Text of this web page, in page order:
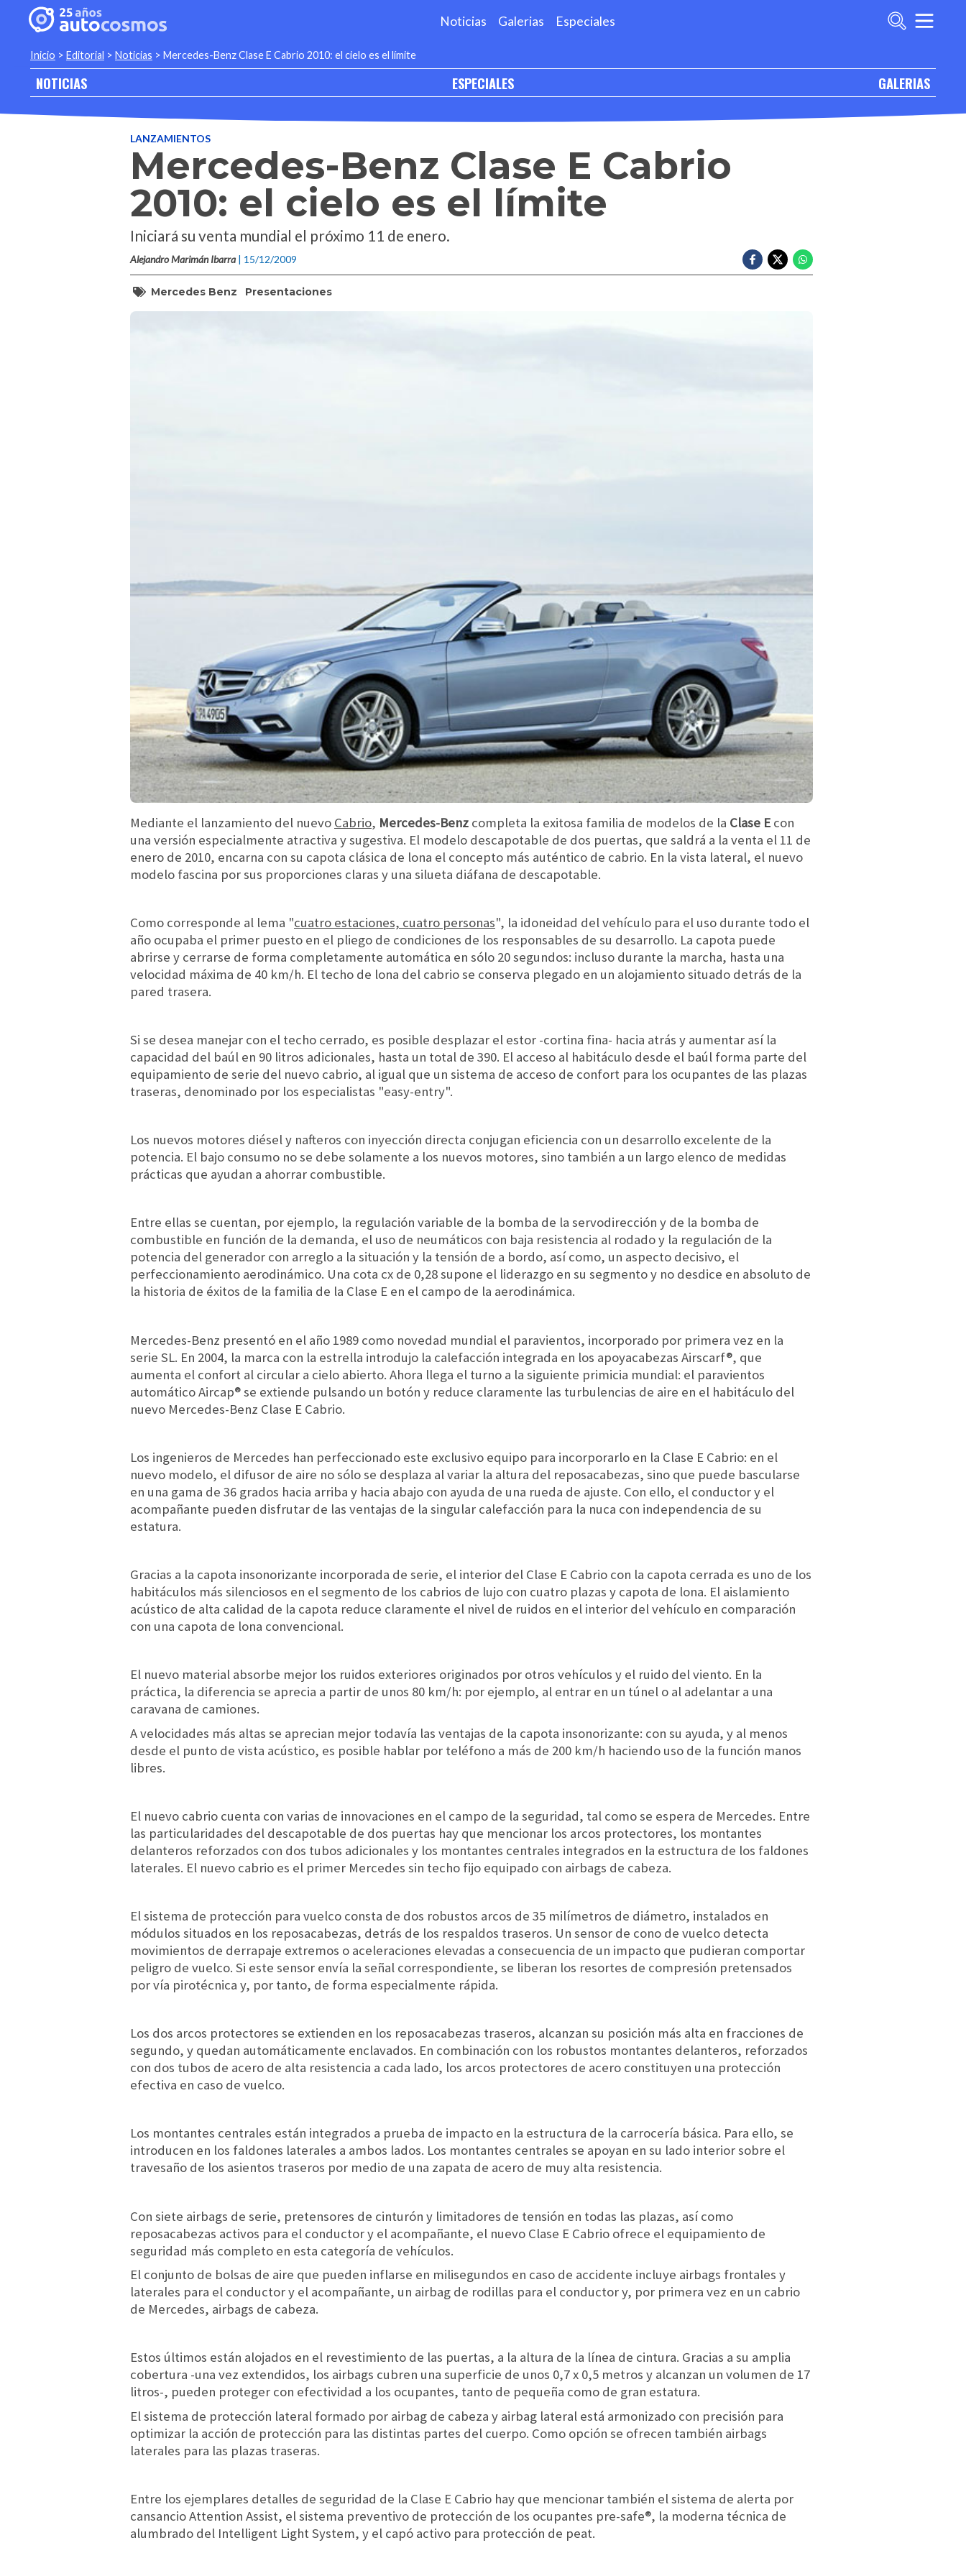
Noticias Galerias Especiales
Inicio > Editorial > Noticias > Mercedes-Benz Clase E Cabrio 2010: el cielo es el límite
NOTICIAS ESPECIALES GALERIAS
LANZAMIENTOS
Mercedes-Benz Clase E Cabrio
2010: el cielo es el límite
Iniciará su venta mundial el próximo 11 de enero.
Alejandro Marimán Ibarra | 15/12/2009
Mercedes Benz Presentaciones
Mediante el lanzamiento del nuevo Cabrio, Mercedes-Benz completa la exitosa familia de modelos de la Clase E con
una versión especialmente atractiva y sugestiva. El modelo descapotable de dos puertas, que saldrá a la venta el 11 de
enero de 2010, encarna con su capota clásica de lona el concepto más auténtico de cabrio. En la vista lateral, el nuevo
modelo fascina por sus proporciones claras y una silueta diáfana de descapotable.
Como corresponde al lema "cuatro estaciones, cuatro personas", la idoneidad del vehículo para el uso durante todo el
año ocupaba el primer puesto en el pliego de condiciones de los responsables de su desarrollo. La capota puede
abrirse y cerrarse de forma completamente automática en sólo 20 segundos: incluso durante la marcha, hasta una
velocidad máxima de 40 km/h. El techo de lona del cabrio se conserva plegado en un alojamiento situado detrás de la
pared trasera.
Si se desea manejar con el techo cerrado, es posible desplazar el estor -cortina fina- hacia atrás y aumentar así la
capacidad del baúl en 90 litros adicionales, hasta un total de 390. El acceso al habitáculo desde el baúl forma parte del
equipamiento de serie del nuevo cabrio, al igual que un sistema de acceso de confort para los ocupantes de las plazas
traseras, denominado por los especialistas "easy-entry".
Los nuevos motores diésel y nafteros con inyección directa conjugan eficiencia con un desarrollo excelente de la
potencia. El bajo consumo no se debe solamente a los nuevos motores, sino también a un largo elenco de medidas
prácticas que ayudan a ahorrar combustible.
Entre ellas se cuentan, por ejemplo, la regulación variable de la bomba de la servodirección y de la bomba de
combustible en función de la demanda, el uso de neumáticos con baja resistencia al rodado y la regulación de la
potencia del generador con arreglo a la situación y la tensión de a bordo, así como, un aspecto decisivo, el
perfeccionamiento aerodinámico. Una cota cx de 0,28 supone el liderazgo en su segmento y no desdice en absoluto de
la historia de éxitos de la familia de la Clase E en el campo de la aerodinámica.
Mercedes-Benz presentó en el año 1989 como novedad mundial el paravientos, incorporado por primera vez en la
serie SL. En 2004, la marca con la estrella introdujo la calefacción integrada en los apoyacabezas Airscarf®, que
aumenta el confort al circular a cielo abierto. Ahora llega el turno a la siguiente primicia mundial: el paravientos
automático Aircap® se extiende pulsando un botón y reduce claramente las turbulencias de aire en el habitáculo del
nuevo Mercedes-Benz Clase E Cabrio.
Los ingenieros de Mercedes han perfeccionado este exclusivo equipo para incorporarlo en la Clase E Cabrio: en el
nuevo modelo, el difusor de aire no sólo se desplaza al variar la altura del reposacabezas, sino que puede bascularse
en una gama de 36 grados hacia arriba y hacia abajo con ayuda de una rueda de ajuste. Con ello, el conductor y el
acompañante pueden disfrutar de las ventajas de la singular calefacción para la nuca con independencia de su
estatura.
Gracias a la capota insonorizante incorporada de serie, el interior del Clase E Cabrio con la capota cerrada es uno de los
habitáculos más silenciosos en el segmento de los cabrios de lujo con cuatro plazas y capota de lona. El aislamiento
acústico de alta calidad de la capota reduce claramente el nivel de ruidos en el interior del vehículo en comparación
con una capota de lona convencional.
El nuevo material absorbe mejor los ruidos exteriores originados por otros vehículos y el ruido del viento. En la
práctica, la diferencia se aprecia a partir de unos 80 km/h: por ejemplo, al entrar en un túnel o al adelantar a una
caravana de camiones.
A velocidades más altas se aprecian mejor todavía las ventajas de la capota insonorizante: con su ayuda, y al menos
desde el punto de vista acústico, es posible hablar por teléfono a más de 200 km/h haciendo uso de la función manos
libres.
El nuevo cabrio cuenta con varias de innovaciones en el campo de la seguridad, tal como se espera de Mercedes. Entre
las particularidades del descapotable de dos puertas hay que mencionar los arcos protectores, los montantes
delanteros reforzados con dos tubos adicionales y los montantes centrales integrados en la estructura de los faldones
laterales. El nuevo cabrio es el primer Mercedes sin techo fijo equipado con airbags de cabeza.
El sistema de protección para vuelco consta de dos robustos arcos de 35 milímetros de diámetro, instalados en
módulos situados en los reposacabezas, detrás de los respaldos traseros. Un sensor de cono de vuelco detecta
movimientos de derrapaje extremos o aceleraciones elevadas a consecuencia de un impacto que pudieran comportar
peligro de vuelco. Si este sensor envía la señal correspondiente, se liberan los resortes de compresión pretensados
por vía pirotécnica y, por tanto, de forma especialmente rápida.
Los dos arcos protectores se extienden en los reposacabezas traseros, alcanzan su posición más alta en fracciones de
segundo, y quedan automáticamente enclavados. En combinación con los robustos montantes delanteros, reforzados
con dos tubos de acero de alta resistencia a cada lado, los arcos protectores de acero constituyen una protección
efectiva en caso de vuelco.
Los montantes centrales están integrados a prueba de impacto en la estructura de la carrocería básica. Para ello, se
introducen en los faldones laterales a ambos lados. Los montantes centrales se apoyan en su lado interior sobre el
travesaño de los asientos traseros por medio de una zapata de acero de muy alta resistencia.
Con siete airbags de serie, pretensores de cinturón y limitadores de tensión en todas las plazas, así como
reposacabezas activos para el conductor y el acompañante, el nuevo Clase E Cabrio ofrece el equipamiento de
seguridad más completo en esta categoría de vehículos.
El conjunto de bolsas de aire que pueden inflarse en milisegundos en caso de accidente incluye airbags frontales y
laterales para el conductor y el acompañante, un airbag de rodillas para el conductor y, por primera vez en un cabrio
de Mercedes, airbags de cabeza.
Estos últimos están alojados en el revestimiento de las puertas, a la altura de la línea de cintura. Gracias a su amplia
cobertura -una vez extendidos, los airbags cubren una superficie de unos 0,7 x 0,5 metros y alcanzan un volumen de 17
litros-, pueden proteger con efectividad a los ocupantes, tanto de pequeña como de gran estatura.
El sistema de protección lateral formado por airbag de cabeza y airbag lateral está armonizado con precisión para
optimizar la acción de protección para las distintas partes del cuerpo. Como opción se ofrecen también airbags
laterales para las plazas traseras.
Entre los ejemplares detalles de seguridad de la Clase E Cabrio hay que mencionar también el sistema de alerta por
cansancio Attention Assist, el sistema preventivo de protección de los ocupantes pre-safe®, la moderna técnica de
alumbrado del Intelligent Light System, y el capó activo para protección de peat.